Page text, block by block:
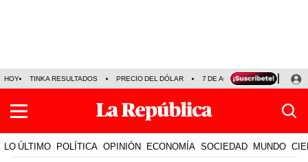
HOY TINKA RESULTADOS PRECIO DEL DÓLAR 7 DE AGOSTO OLLANTA
LO ÚLTIMO POLÍTICA OPINIÓN ECONOMÍA SOCIEDAD MUNDO